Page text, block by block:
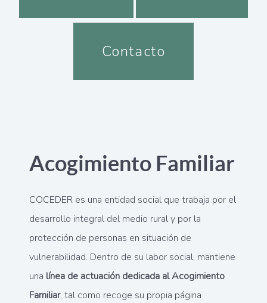
Contacto
Acogimiento Familiar
COCEDER es una entidad social que trabaja por el
desarrollo integral del medio rural y por la
protección de personas en situación de
vulnerabilidad. Dentro de su labor social, mantiene
una línea de actuación dedicada al Acogimiento
Familiar, tal como recoge su propia página